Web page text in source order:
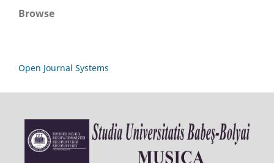
Browse
Open Journal Systems